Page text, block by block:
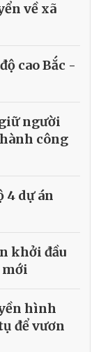
về xã
cao Bắc -
người
công
4 dự án
khởi đầu
mới
hình
để vươn